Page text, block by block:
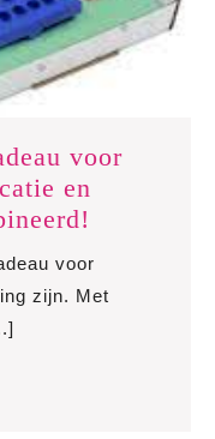
voor
en
Perfecte
Cadeau
voor
zijn. Met